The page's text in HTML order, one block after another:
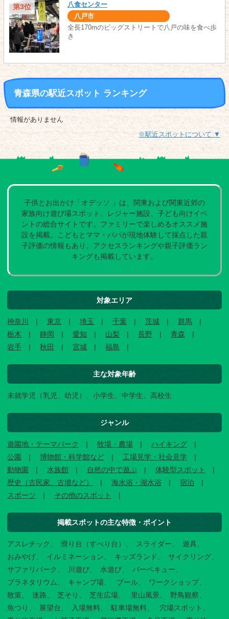
第3位 八食センター
八戸市
全長170mのビッグストリートで八戸の味を食べ歩
き
青森県の駅近スポット ランキング
情報がありません
※駅近スポットについて ▼
子供とお出かけ「オデッソ 」は、関東および関東近郊の
家族向け遊び場スポット、レジャー施設、子ども向けイベ
ントの総合サイトです。ファミリーで楽しめるオススメ施
設を掲載。こどもとママ・パパが現地体験して採点した親
子評価の情報もあり。アクセスランキングや親子評価ラン
キングも掲載しています。
対象エリア
神奈川 東京 埼玉 千葉 茨城
群馬
栃木
静岡 愛知 山梨 長野
青森
岩手
秋田 宮城 福島
主な対象年齢
未就学児（乳児、幼児）、小学生、中学生、高校生
ジャンル
遊園地・テーマパーク 牧場・農場
ハイキング
公園
博物館・科学館など
工場見学・社会見学
動物園
水族館 自然の中で遊ぶ
体験型スポット
歴史（古民家、古墳など）
海水浴・湖水浴
宿泊
スポーツ
その他のスポット
掲載スポットの主な特徴・ポイント
アスレチック 滑り台（すべり台） スライダー
遊具
おみやげ
イルミネーション キッズランド
サイクリング
サファリパーク
川遊び 水遊び
バーベキュー
プラネタリウム
キャンプ場 プール
ワークショップ
散策
迷路 芝そり 芝生広場 里山風景
野鳥観察
魚つり
展望台 入場無料 駐車場無料
穴場スポット